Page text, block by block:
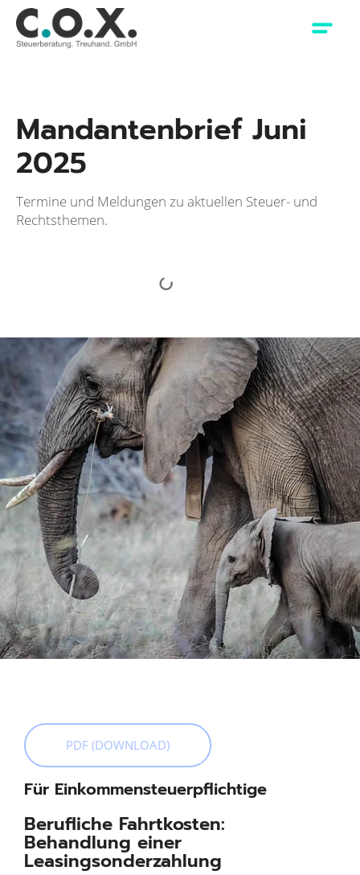
Mandantenbrief Juni
2025
Termine und Meldungen zu aktuellen Steuer- und
Rechtsthemen.
PDF (DOWNLOAD)
Für Einkommensteuerpflichtige
Berufliche Fahrtkosten:
Behandlung einer
Leasingsonderzahlung